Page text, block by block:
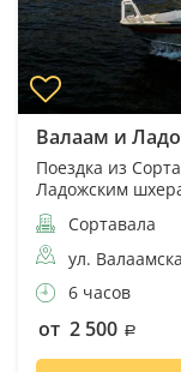
Валаам и
Поездка из
Ладожским
Сортавала
ул.
6 часов
от 2 500